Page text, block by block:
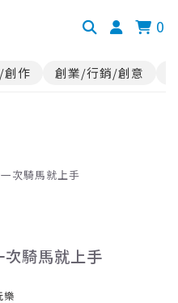
0
創作 創業/行銷/創意
次騎馬就上手
騎馬就上手
樂